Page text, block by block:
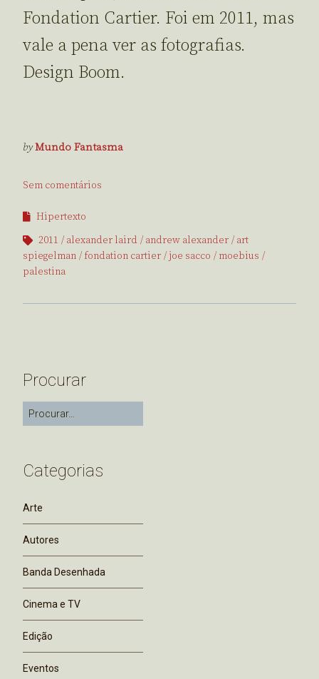
Fondation Cartier. Foi em 2011, mas
vale a pena ver as fotografias.
Design Boom.
byMundo Fantasma
Sem comentários
Hipertexto
2011
alexander laird andrew alexander
art
spiegelman
fondation cartier joe sacco
moebius
palestina
Procurar
Categorias
Arte
Autores
Banda Desenhada
Cinema e TV
Edição
Eventos